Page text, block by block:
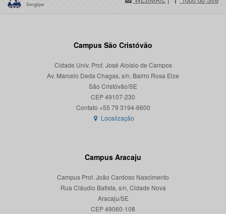
Campus São Cristóvão
Cidade Univ. Prof. José Aloísio de Campos
Av. Marcelo Deda Chagas, s/n, Bairro Rosa Elze
São Cristóvão/SE
CEP 49107-230
Localização
Campus Aracaju
Campus Prof. João Cardoso Nascimento
Rua Cláudio Batista, s/n, Cidade Nova
Aracaju/SE
CEP 49060-108